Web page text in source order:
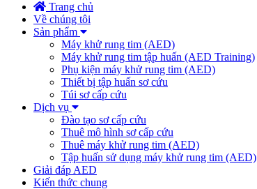
Trang chủ
Về chúng tôi
Sản phẩm
Máy khử rung tim (AED)
Máy khử rung tim tập huấn (AED Training)
Phụ kiện máy khử rung tim (AED)
Thiết bị tập huấn sơ cứu
Túi sơ cấp cứu
Dịch vụ
Đào tạo sơ cấp cứu
Thuê mô hình sơ cấp cứu
Thuê máy khử rung tim (AED)
Tập huấn sử dụng máy khử rung tim (AED)
Giải đáp AED
Kiến thức chung